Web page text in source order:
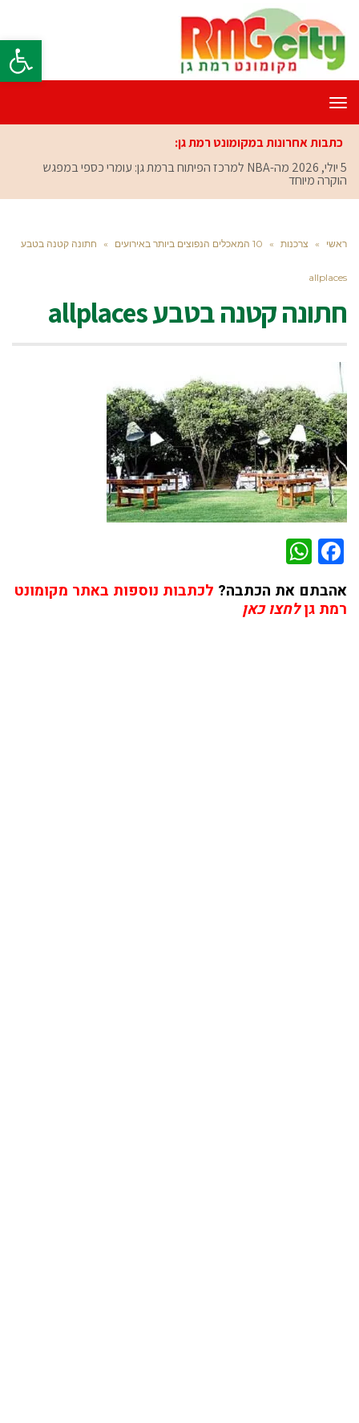
פתח
תפריט
כתבות אחרונות במקומונט רמת גן:
5 יולי, 2026
מה-NBA למרכז הפיתוח ברמת גן: עומרי כספי במפגש
הוקרה מיוחד
ראשי » צרכנות » 10 המאכלים הנפוצים ביותר באירועים » חתונה קטנה בטבע
allplaces
חתונה קטנה בטבע allplaces
Facebook
אהבתם את הכתבה? לכתבות נוספות באתר מקומונט
רמת גןלחצו כאן